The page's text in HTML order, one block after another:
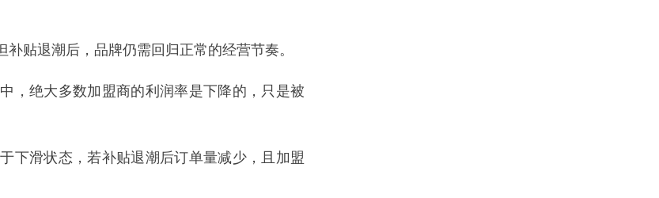
贴退潮后，品牌仍需回归正常的经营节奏。
，绝大多数加盟商的利润率是下降的，只是被
下滑状态，若补贴退潮后订单量减少，且加盟